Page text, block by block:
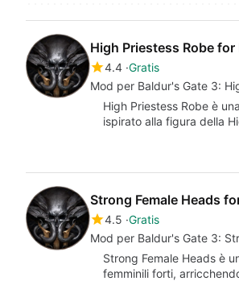
High Priestess Robe
4.4 Gratis
Mod per Baldur's Gate 3:
High Priestess Robe è
ispirato alla figura della
Strong Female Heads
4.5 Gratis
Mod per Baldur's Gate 3:
Strong Female Heads è
femminili forti,